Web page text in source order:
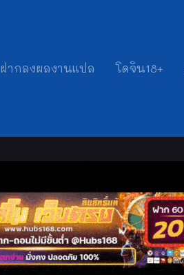
ฝากลงผลงานแปล โดจิน18+